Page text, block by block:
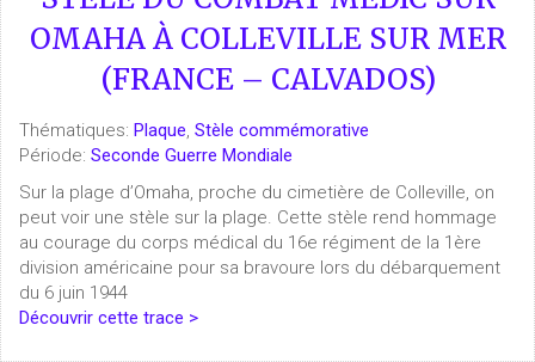
OMAHA À COLLEVILLE SUR MER
(FRANCE – CALVADOS)
Thématiques: Plaque, Stèle commémorative
Période: Seconde Guerre Mondiale
Sur la plage d’Omaha, proche du cimetière de Colleville, on
peut voir une stèle sur la plage. Cette stèle rend hommage
au courage du corps médical du 16e régiment de la 1ère
division américaine pour sa bravoure lors du débarquement
du 6 juin 1944
Découvrir cette trace >